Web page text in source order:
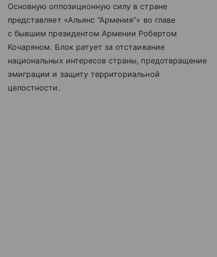
Основную оппозиционную силу в стране
представляет «Альянс “Армения”» во главе
с бывшим президентом Армении Робертом
Кочаряном. Блок ратует за отстаивание
национальных интересов страны, предотвращение
эмиграции и защиту территориальной
целостности.